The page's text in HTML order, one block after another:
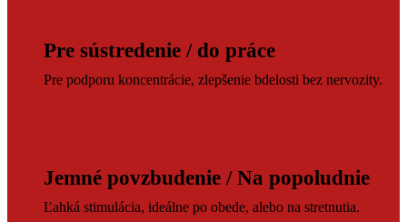
Pre sústredenie / do práce
Pre podporu koncentrácie, zlepšenie bdelosti bez nervozity.
Jemné povzbudenie / Na popoludnie
Ľahká stimulácia, ideálne po obede, alebo na stretnutia.